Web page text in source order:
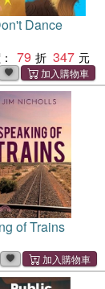
Dance
79 347
of Trains